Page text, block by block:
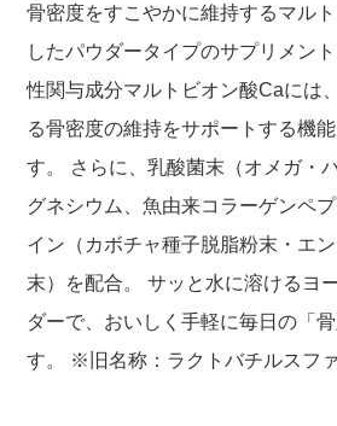
骨密度をすこやかに維持するマル
したパウダータイプのサプリメン
性関与成分マルトビオン酸Caには
る骨密度の維持をサポートする機
す。 さらに、乳酸菌末（オメガ・
グネシウム、魚由来コラーゲンペ
イン（カボチャ種子脱脂粉末・エ
末）を配合。 サッと水に溶けるヨ
ダーで、おいしく手軽に毎日の「
す。 ※旧名称：ラクトバチルスフ